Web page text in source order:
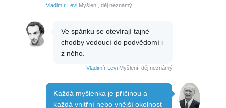
Vladimír Levi Myšlení, děj neznámý
Ve spánku se otevírají tajné
chodby vedoucí do podvědomí i
z něho.
Vladimír Levi Myšlení, děj neznámý
Každá myšlenka je příčinou a
každá vnitřní nebo vnější okolnost